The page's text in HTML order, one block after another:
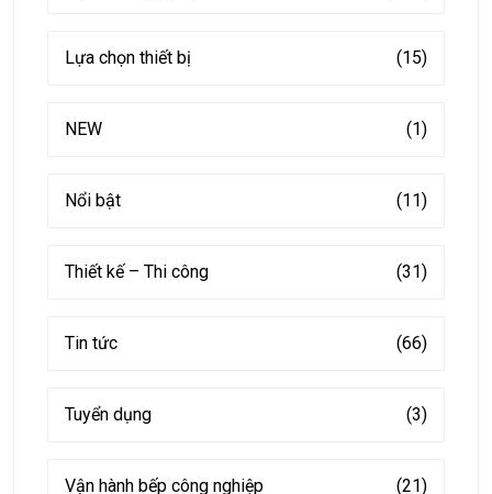
Lựa chọn thiết bị (15)
NEW (1)
Nổi bật (11)
Thiết kế – Thi công (31)
Tin tức (66)
Tuyển dụng (3)
Vận hành bếp công nghiệp (21)